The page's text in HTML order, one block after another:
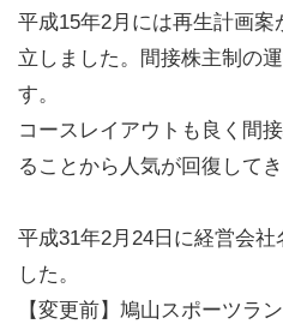
平成15年2月には再生計画
立しました。間接株主制の
す。
コースレイアウトも良く間
ることから人気が回復してき
平成31年2月24日に経営会
した。
【変更前】鳩山スポーツ